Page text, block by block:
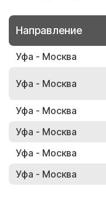
Направление
Уфа - Москва
Уфа - Москва
Уфа - Москва
Уфа - Москва
Уфа - Москва
Уфа - Москва